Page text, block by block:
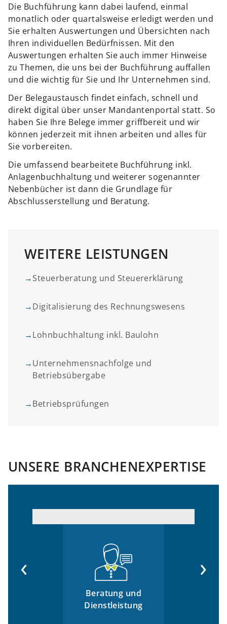
Die Buchführung kann dabei laufend, einmal
monatlich oder quartalsweise erledigt werden und
Sie erhalten Auswertungen und Übersichten nach
Ihren individuellen Bedürfnissen. Mit den
Auswertungen erhalten Sie auch immer Hinweise
zu Themen, die uns bei der Buchführung auffallen
und die wichtig für Sie und Ihr Unternehmen sind.
Der Belegaustausch findet einfach, schnell und
direkt digital über unser Mandantenportal statt. So
haben Sie Ihre Belege immer griffbereit und wir
können jederzeit mit ihnen arbeiten und alles für
Sie vorbereiten.
Die umfassend bearbeitete Buchführung inkl.
Anlagenbuchhaltung und weiterer sogenannter
Nebenbücher ist dann die Grundlage für
Abschlusserstellung und Beratung.
WEITERE LEISTUNGEN
→Steuerberatung und Steuererklärung
→Digitalisierung des Rechnungswesens
→Lohnbuchhaltung inkl. Baulohn
→Unternehmensnachfolge und
Betriebsübergabe
→Betriebsprüfungen
UNSERE BRANCHENEXPERTISE
Beratung und
Dienstleistung
‹ ›